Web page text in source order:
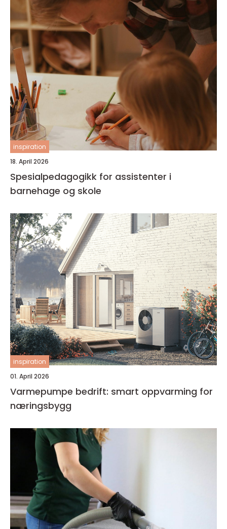
inspiration
18. April 2026
Spesialpedagogikk for assistenter i
barnehage og skole
inspiration
01. April 2026
Varmepumpe bedrift: smart oppvarming for
næringsbygg